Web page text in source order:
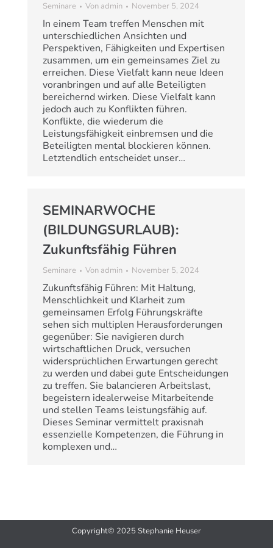
Seminare Von admin November 5, 2024
In einem Team treffen Menschen mit
unterschiedlichen Ansichten und
Perspektiven, Fähigkeiten und Expertisen
zusammen, um ein gemeinsames Ziel zu
erreichen. Diese Vielfalt kann neue Ideen
voranbringen und auf alle Beteiligten
bereichernd wirken. Diese Vielfalt kann
jedoch auch zu Konflikten führen.
Konflikte, die wiederum die
Leistungsfähigkeit einbremsen und die
Beteiligten mental blockieren können.
Letztendlich entscheidet unser…
SEMINARWOCHE
(BILDUNGSURLAUB):
Zukunftsfähig Führen
Seminare Von admin November 5, 2024
Zukunftsfähig Führen: Mit Haltung,
Menschlichkeit und Klarheit zum
gemeinsamen Erfolg Führungskräfte
sehen sich multiplen Herausforderungen
gegenüber: Sie navigieren durch
wirtschaftlichen Druck, versuchen
widersprüchlichen Erwartungen gerecht
zu werden und dabei gute Entscheidungen
zu treffen. Sie balancieren Arbeitslast,
begeistern idealerweise Mitarbeitende
und stellen Teams leistungsfähig auf.
Dieses Seminar vermittelt praxisnah
essenzielle Kompetenzen, die Führung in
komplexen und…
Copyright© 2025 Stephanie Heuser